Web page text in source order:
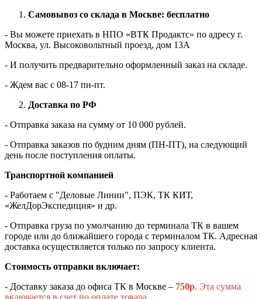
Самовывоз со склада в Москве: бесплатно
- Вы можете приехать в НПО «ВТК Продактс» по адресу г.
Москва, ул. Высоковольтный проезд, дом 13А
- И получить предварительно оформленный заказ на складе.
- Ждем вас c 08-17 пн-пт.
Доставка по РФ
- Отправка заказа на сумму от 10 000 рублей.
- Отправка заказов по будним дням (ПН-ПТ), на следующий
день после поступления оплаты.
Транспортной компанией
- Работаем с "Деловые Линии", ПЭК, ТК КИТ,
«ЖелДорЭкспедиция» и др.
- Отправка груза по умолчанию до терминала ТК в вашем
городе или до ближайшего города с терминалом ТК. Адресная
доставка осуществляется только по запросу клиента.
Стоимость отправки включает:
- Доставку заказа до офиса ТК в Москве – 750р. Эта сумма
включается в счет по оплате товара.